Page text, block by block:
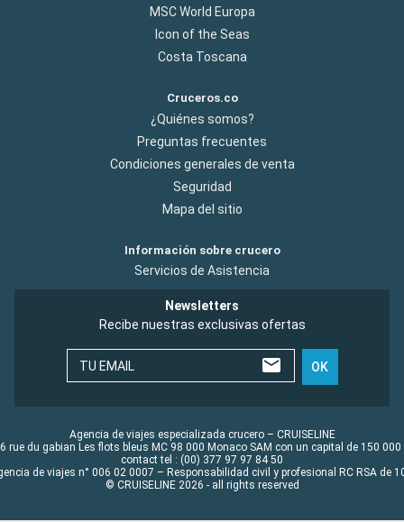
MSC World Europa
Icon of the Seas
Costa Toscana
Cruceros.co
¿Quiénes somos?
Preguntas frecuentes
Condiciones generales de venta
Seguridad
Mapa del sitio
Información sobre crucero
Servicios de Asistencia
Newsletters
Recibe nuestras exclusivas ofertas
TU EMAIL OK
Agencia de viajes especializada crucero – CRUISELINE
rue du gabian Les flots bleus MC 98 000 Monaco SAM con un capital de 150 000
contact tel : (00) 377 97 97 84 50
de viajes n° 006 02 0007 – Responsabilidad civil y profesional RC RSA de
© CRUISELINE 2026 - all rights reserved